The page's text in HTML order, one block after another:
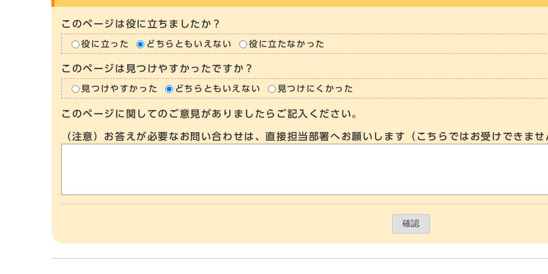
このページは役に立ちましたか？
役に立った どちらともいえない 役に立たなかった
このページは見つけやすかったですか？
見つけやすかった どちらともいえない 見つけにくかった
このページに関してのご意見がありましたらご記入ください。
（注意）お答えが必要なお問い合わせは、直接担当部署へお願いします（こちらではお受けできま
確認